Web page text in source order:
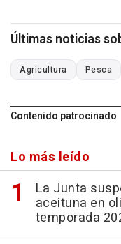
Últimas noticias
Agricultura Pesca
Contenido patrocinado
Lo más leído
La Junta
aceituna en
temporada